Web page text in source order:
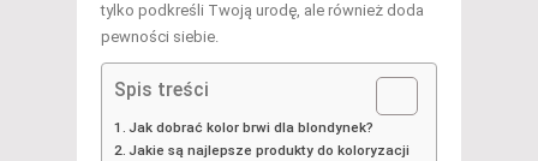
tylko podkreśli Twoją urodę, ale również doda
pewności siebie.
Spis treści
Jak dobrać kolor brwi dla blondynek?
Jakie są najlepsze produkty do koloryzacji